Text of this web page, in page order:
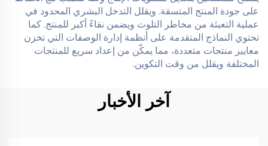
على جودة المنتج المتسقة. ويقلل التدخل البشري المحدود في
عملية التعبئة من مخاطر التلوث ويضمن نقاءً أكبر للمنتج. كما
تحتوي النماذج المتقدمة على أنظمة إدارة الوصفات التي تخزن
معايير منتجات متعددة، مما يمكّن من إعداد سريع للمنتجات
المختلفة ويقلل من وقت التكوين.
آخر الأخبار